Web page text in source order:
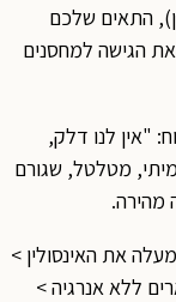
התאים שלכם
את הגישה למחסנים
"אין לנו דלק,
מטלטל, שגורם
מהירה.
את האינסולין >
ללא אנרגיה >